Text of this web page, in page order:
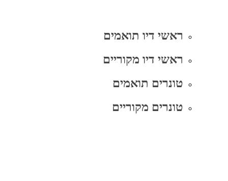
ראשי דיו תואמים
ראשי דיו מקוריים
טונרים תואמים
טונרים מקוריים